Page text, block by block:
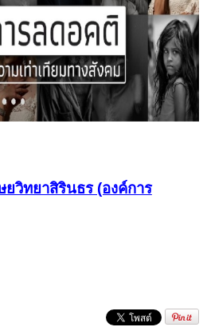
วิทยาสิรินธร (องค์การ